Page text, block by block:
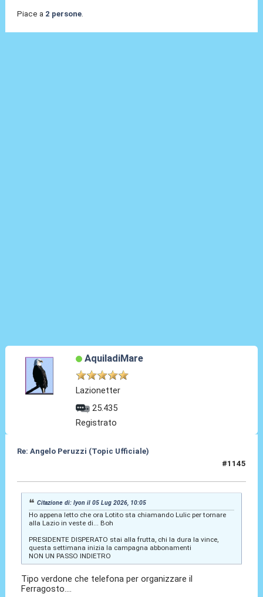
Piace a 2 persone.
AquiladiMare
Lazionetter
25.435
Registrato
Re: Angelo Peruzzi (Topic Ufficiale)
#1145
Citazione di: lyon il 05 Lug 2026, 10:05
Ho appena letto che ora Lotito sta chiamando Lulic per tornare
alla Lazio in veste di... Boh
PRESIDENTE DISPERATO stai alla frutta, chi la dura la vince,
questa settimana inizia la campagna abbonamenti
NON UN PASSO INDIETRO
Tipo verdone che telefona per organizzare il
Ferragosto....